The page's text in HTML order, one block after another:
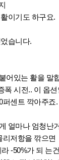
이기도 하구요.
습니다.
어있는 활을 말
폭 시전.. 이 옵션
퍼센트 깍아주죠.
얼마나 엄청난
리저항을 깎으면
-50%가 되 는